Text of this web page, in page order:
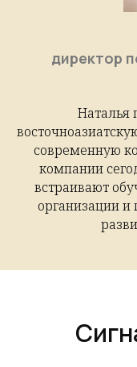
директор
Наталья
современную
компании
встраивают
организации